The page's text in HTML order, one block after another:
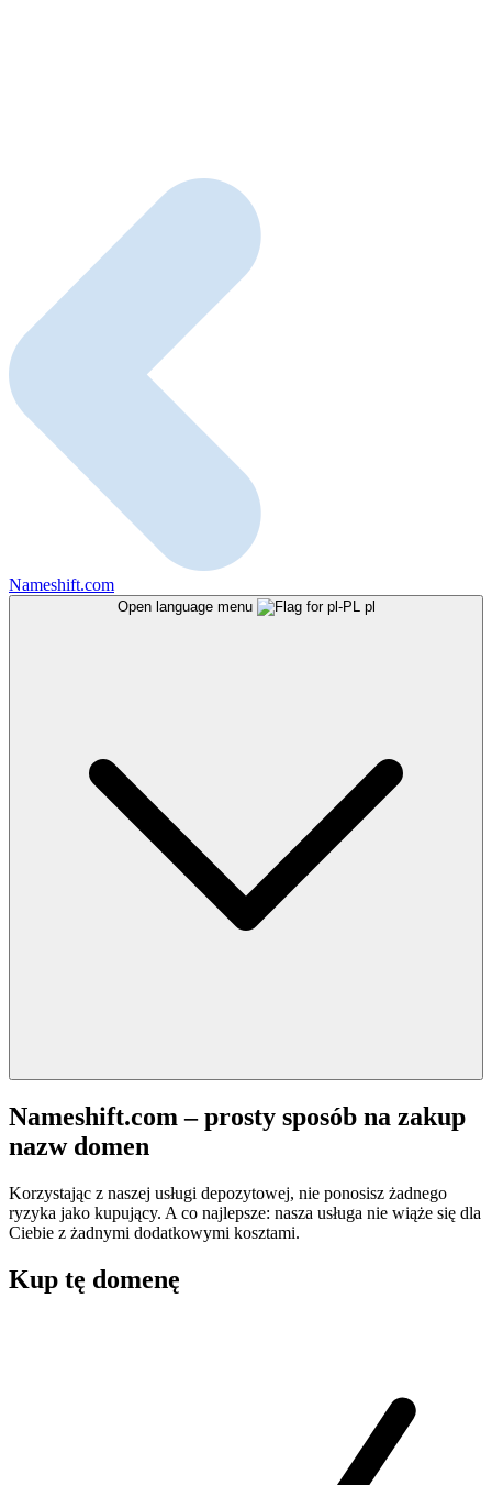
Nameshift.com
Open language menu pl
Nameshift.com – prosty sposób na zakup
nazw domen
Korzystając z naszej usługi depozytowej, nie ponosisz żadnego
ryzyka jako kupujący. A co najlepsze: nasza usługa nie wiąże się dla
Ciebie z żadnymi dodatkowymi kosztami.
Kup tę domenę